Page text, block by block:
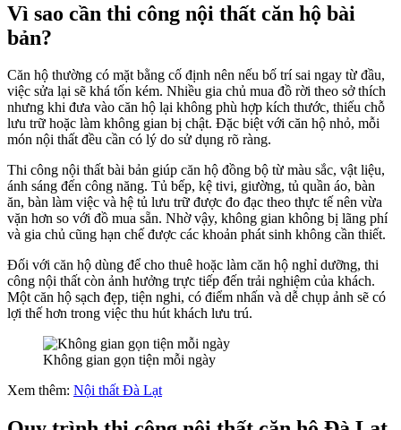
Vì sao cần thi công nội thất căn hộ bài
bản?
Căn hộ thường có mặt bằng cố định nên nếu bố trí sai ngay từ đầu,
việc sửa lại sẽ khá tốn kém. Nhiều gia chủ mua đồ rời theo sở thích
nhưng khi đưa vào căn hộ lại không phù hợp kích thước, thiếu chỗ
lưu trữ hoặc làm không gian bị chật. Đặc biệt với căn hộ nhỏ, mỗi
món nội thất đều cần có lý do sử dụng rõ ràng.
Thi công nội thất bài bản giúp căn hộ đồng bộ từ màu sắc, vật liệu,
ánh sáng đến công năng. Tủ bếp, kệ tivi, giường, tủ quần áo, bàn
ăn, bàn làm việc và hệ tủ lưu trữ được đo đạc theo thực tế nên vừa
vặn hơn so với đồ mua sẵn. Nhờ vậy, không gian không bị lãng phí
và gia chủ cũng hạn chế được các khoản phát sinh không cần thiết.
Đối với căn hộ dùng để cho thuê hoặc làm căn hộ nghỉ dưỡng, thi
công nội thất còn ảnh hưởng trực tiếp đến trải nghiệm của khách.
Một căn hộ sạch đẹp, tiện nghi, có điểm nhấn và dễ chụp ảnh sẽ có
lợi thế hơn trong việc thu hút khách lưu trú.
Không gian gọn tiện mỗi ngày
Xem thêm: Nội thất Đà Lạt